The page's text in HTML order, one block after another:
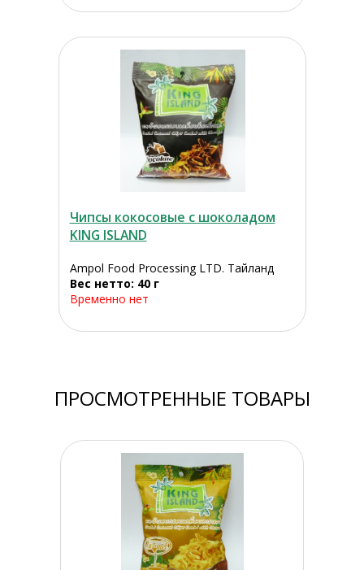
Чипсы кокосовые с шоколадом
KING ISLAND
Ampol Food Processing LTD. Тайланд
Вес нетто: 40 г
Временно нет
ПРОСМОТРЕННЫЕ ТОВАРЫ